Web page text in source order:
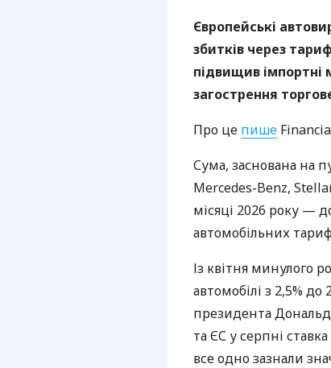
Європейські
збитків через
підвищив імпортні
загострення
Про це пише
Сума, заснована на
Mercedes-Benz,
місяці 2026 року —
автомобільних
Із квітня минулого
автомобілі з 2,5%
президента
та ЄС у серпні
все одно зазнали